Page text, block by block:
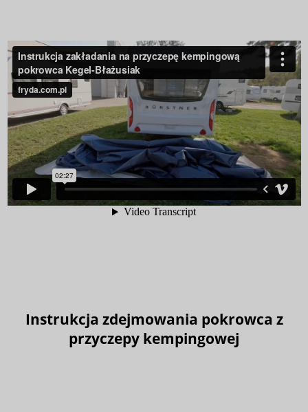
Instrukcja zdejmowania pokrowca z
przyczepy kempingowej